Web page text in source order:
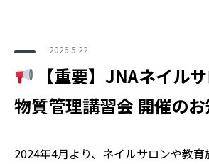
2026.5.22
【重要】JNAネイル
物質管理講習会 開催の
2024年4月より、ネイルサロンや教